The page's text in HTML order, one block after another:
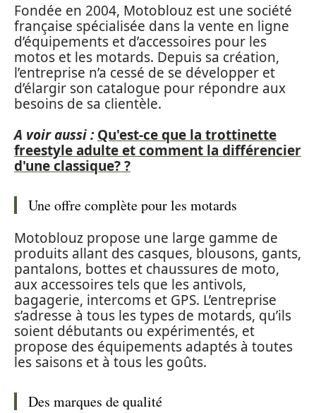
Fondée en 2004, Motoblouz est une société
française spécialisée dans la vente en ligne
d’équipements et d’accessoires pour les
motos et les motards. Depuis sa création,
l’entreprise n’a cessé de se développer et
d’élargir son catalogue pour répondre aux
besoins de sa clientèle.
A voir aussi : Qu'est-ce que la trottinette
freestyle adulte et comment la différencier
d'une classique? ?
Une offre complète pour les motards
Motoblouz propose une large gamme de
produits allant des casques, blousons, gants,
pantalons, bottes et chaussures de moto,
aux accessoires tels que les antivols,
bagagerie, intercoms et GPS. L’entreprise
s’adresse à tous les types de motards, qu’ils
soient débutants ou expérimentés, et
propose des équipements adaptés à toutes
les saisons et à tous les goûts.
Des marques de qualité